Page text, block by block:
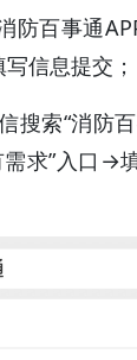
防百事通
信息提交；
搜索“消防
求”入口→